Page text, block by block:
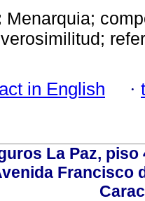
Menarquia;
in English ·
La Paz,
Francisco